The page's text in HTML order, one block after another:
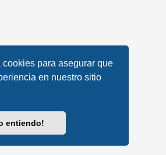
para asegurar que
en nuestro sitio
entiendo!